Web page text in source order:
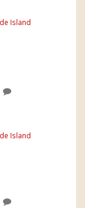
Island
Island